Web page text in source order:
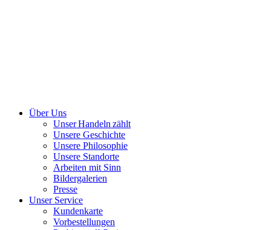
Über Uns
Unser Handeln zählt
Unsere Geschichte
Unsere Philosophie
Unsere Standorte
Arbeiten mit Sinn
Bildergalerien
Presse
Unser Service
Kundenkarte
Vorbestellungen